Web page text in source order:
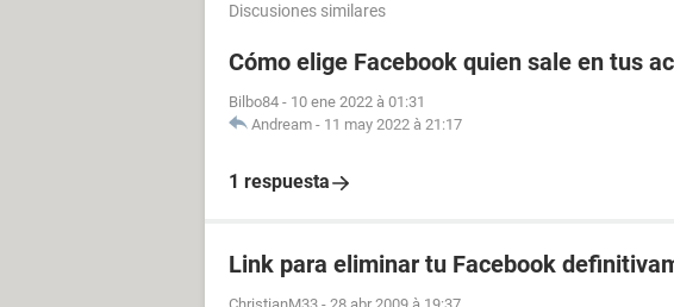
Discusiones similares
Cómo elige Facebook quien sale en tus
Bilbo84 - 10 ene 2022 à 01:31
Andream - 11 may 2022 à 21:17
1 respuesta
Link para eliminar tu Facebook